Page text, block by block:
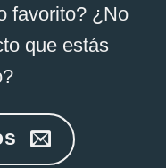
de
producto
favorito? ¿No
que estás